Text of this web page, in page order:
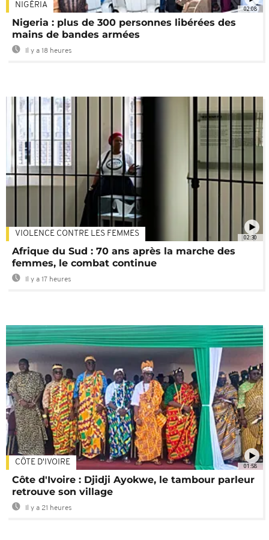
02:08
NIGÉRIA
Nigeria : plus de 300 personnes libérées des
mains de bandes armées
Il y a 18 heures
02:30
VIOLENCE CONTRE LES FEMMES
Afrique du Sud : 70 ans après la marche des
femmes, le combat continue
Il y a 17 heures
01:58
CÔTE D'IVOIRE
Côte d'Ivoire : Djidji Ayokwe, le tambour parleur
retrouve son village
Il y a 21 heures